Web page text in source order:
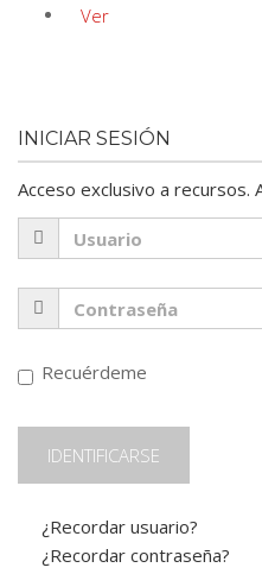
Ver
INICIAR SESIÓN
Acceso exclusivo a recursos.
Recuérdeme
¿Recordar usuario?
¿Recordar contraseña?